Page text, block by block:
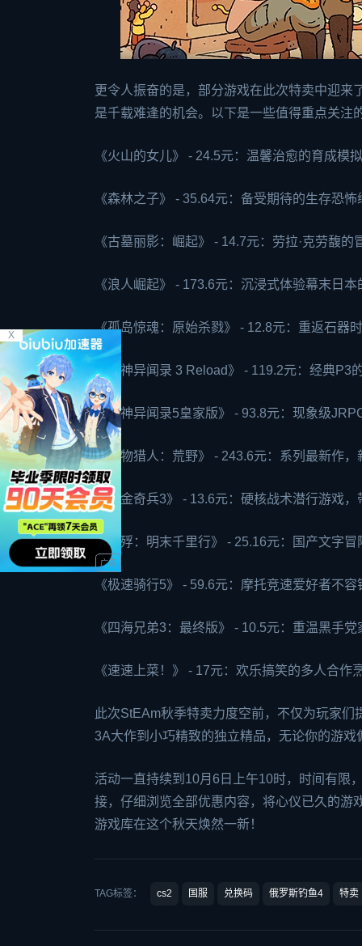
X
更令人振奋的是，部分游戏在此次特卖中迎来
是千载难逢的机会。以下是一些值得重点关注
《火山的女儿》 - 24.5元：温馨治愈的育成模
《森林之子》 - 35.64元：备受期待的生存恐
《古墓丽影：崛起》 - 14.7元：劳拉·克劳馥
《浪人崛起》 - 173.6元：沉浸式体验幕末日
《孤岛惊魂：原始杀戮》 - 12.8元：重返石器
《女神异闻录 3 Reload》 - 119.2元：经典P3
《女神异闻录5皇家版》 - 93.8元：现象级
《怪物猎人：荒野》 - 243.6元：系列最新作
《赏金奇兵3》 - 13.6元：硬核战术潜行游戏
《饿殍：明末千里行》 - 25.16元：国产文字
《极速骑行5》 - 59.6元：摩托竞速爱好者不
《四海兄弟3：最终版》 - 10.5元：重温黑手
《速速上菜！》 - 17元：欢乐搞笑的多人合
此次StEAm秋季特卖力度空前，不仅为玩家
3A大作到小巧精致的独立精品，无论你的游
活动一直持续到10月6日上午10时，时间有限
接，仔细浏览全部优惠内容，将心仪已久的游
游戏库在这个秋天焕然一新！
TAG标签： cs2 国服 兑换码 俄罗斯钓鱼4 特卖